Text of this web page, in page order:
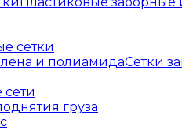
сетки
Сетки
груза